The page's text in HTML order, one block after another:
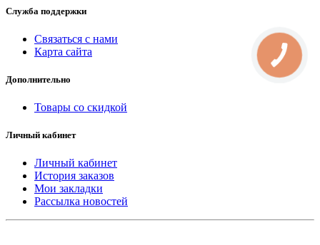
Служба поддержки
Связаться с нами
Карта сайта
Дополнительно
Товары со скидкой
Личный кабинет
Личный кабинет
История заказов
Мои закладки
Рассылка новостей
КНОПКА
СВЯЗИ